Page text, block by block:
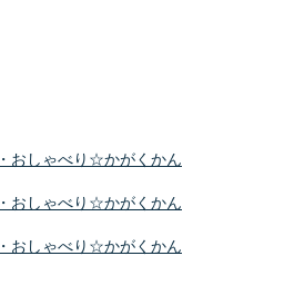
おしゃべり☆かがくかん
おしゃべり☆かがくかん
おしゃべり☆かがくかん